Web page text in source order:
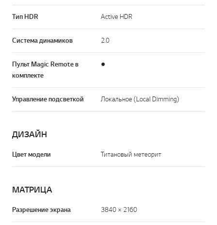
Тип HDR Active HDR
Система динамиков 2.0
Пульт Magic Remote в
комплекте
●
Управление подсветкой Локальное (Local Dimming)
ДИЗАЙН
Цвет модели Титановый метеорит
МАТРИЦА
Разрешение экрана 3840 × 2160